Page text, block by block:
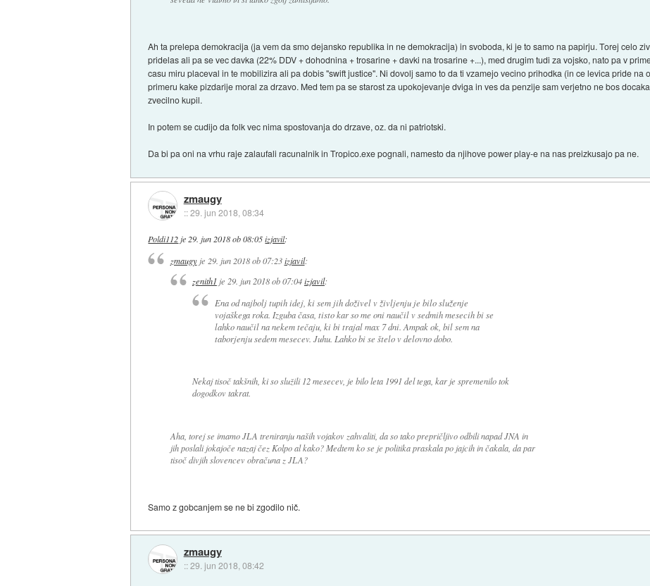
Ah ta prelepa demokracija (ja vem da smo dejansko republika in ne demokracija) in svoboda, ki je to samo na papirju. Torej celo
pridelas ali pa se vec davka (22% DDV + dohodnina + trosarine + davki na trosarine +...), med drugim tudi za vojsko, nato pa v
casu miru placeval in te mobilizira ali pa dobis "swift justice". Ni dovolj samo to da ti vzamejo vecino prihodka (in ce levica pride na
primeru kake pizdarije moral za drzavo. Med tem pa se starost za upokojevanje dviga in ves da penzije sam verjetno ne bos
zvecilno kupil.
In potem se cudijo da folk vec nima spostovanja do drzave, oz. da ni patriotski.
Da bi pa oni na vrhu raje zalaufali racunalnik in Tropico.exe pognali, namesto da njihove power play-e na nas preizkusajo pa ne.
zmaugy
::29. jun 2018, 08:34
Poldi112je29. jun 2018 ob 08:05 izjavil:
zmaugyje 29. jun 2018 ob 07:23 izjavil:
zenith1 je 29. jun 2018 ob 07:04izjavil:
Ena od najbolj tupih idej, ki sem jih doživel v življenju je bilo služenje
vojaškega roka. Izguba časa, tisto kar so me oni naučil v sedmih mesecih bi se
lahko naučil na nekem tečaju, ki bi trajal max 7 dni. Ampak ok, bil sem na
taborjenju sedem mesecev. Juhu. Lahko bi se štelo v delovno dobo.
Nekaj tisoč takšnih, ki so služili 12 mesecev, je bilo leta 1991 del tega, kar je spremenilo tok
dogodkov takrat.
Aha, torej se imamo JLA treniranju naših vojakov zahvaliti, da so tako prepričljivo odbili napad JNA in
jih poslali jokajoče nazaj čez Kolpo al kako? Medtem ko se je politika praskala po jajcih in čakala, da par
tisoč divjih slovencev obračuna z JLA?
Samo z gobcanjem se ne bi zgodilo nič.
zmaugy
::29. jun 2018, 08:42